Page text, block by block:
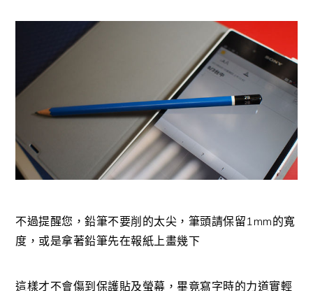
不過提醒您，鉛筆不要削的太尖，筆頭請保留1mm的寬
度，或是拿著鉛筆先在報紙上畫幾下
這樣才不會傷到保護貼及螢幕，畢竟寫字時的力道實輕